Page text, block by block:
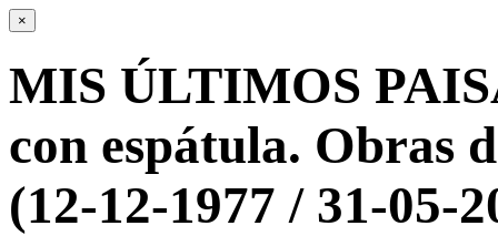
×
MIS ÚLTIMOS
con espátula. Obras
(12-12-1977 / 31-05-